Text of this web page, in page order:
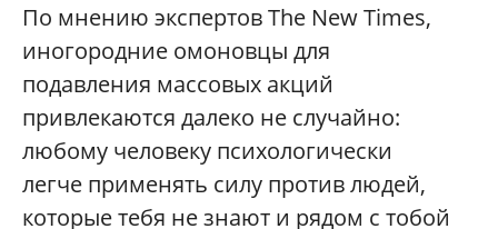
По мнению экспертов The New Times,
иногородние омоновцы для
подавления массовых акций
привлекаются далеко не случайно:
любому человеку психологически
легче применять силу против людей,
которые тебя не знают и рядом с тобой